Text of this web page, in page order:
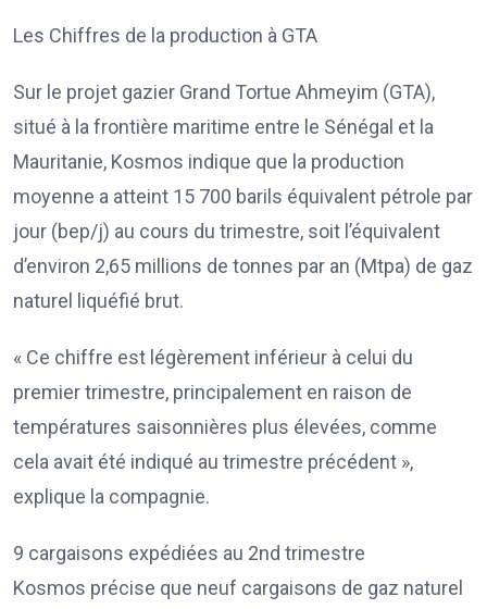
Les Chiffres de la production à GTA
Sur le projet gazier Grand Tortue Ahmeyim (GTA),
situé à la frontière maritime entre le Sénégal et la
Mauritanie, Kosmos indique que la production
moyenne a atteint 15 700 barils équivalent pétrole par
jour (bep/j) au cours du trimestre, soit l’équivalent
d’environ 2,65 millions de tonnes par an (Mtpa) de gaz
naturel liquéfié brut.
« Ce chiffre est légèrement inférieur à celui du
premier trimestre, principalement en raison de
températures saisonnières plus élevées, comme
cela avait été indiqué au trimestre précédent »,
explique la compagnie.
9 cargaisons expédiées au 2nd trimestre
Kosmos précise que neuf cargaisons de gaz naturel